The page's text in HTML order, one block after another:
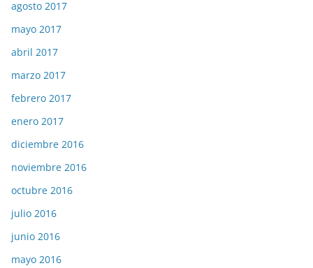
agosto 2017
mayo 2017
abril 2017
marzo 2017
febrero 2017
enero 2017
diciembre 2016
noviembre 2016
octubre 2016
julio 2016
junio 2016
mayo 2016